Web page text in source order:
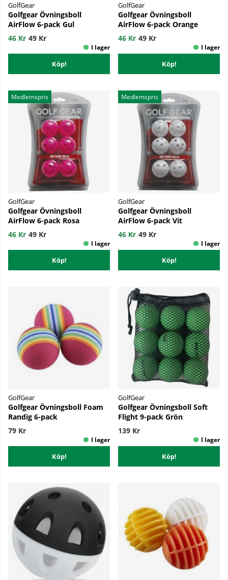
GolfGear
Golfgear Övningsboll
AirFlow 6-pack Gul
46 Kr 49 Kr
Köp!
GolfGear
Golfgear Övningsboll
AirFlow 6-pack Orange
46 Kr 49 Kr
Köp!
Medlemspris
GolfGear
Golfgear Övningsboll
AirFlow 6-pack Rosa
46 Kr 49 Kr
Köp!
Medlemspris
GolfGear
Golfgear Övningsboll
AirFlow 6-pack Vit
46 Kr 49 Kr
Köp!
GolfGear
Golfgear Övningsboll Foam
Randig 6-pack
79 Kr
Köp!
GolfGear
Golfgear Övningsboll Soft
Flight 9-pack Grön
139 Kr
Köp!